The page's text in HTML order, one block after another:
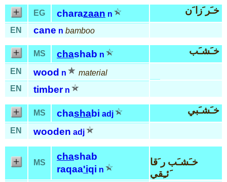
EG charazaan n خـَر َزا َن
EN cane n bamboo
MS chashab n خـَشـَب
EN wood n
material
EN
timber n
MS chashabi adj خـَشـَبي
EN wooden adj
MS
chashab
raqaa'iqi n
خـَشـَب ر َقا
َئـِقي